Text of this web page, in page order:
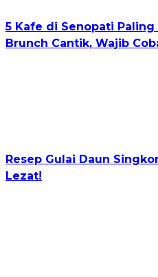
5 Kafe di Senopati
Brunch Cantik, Wajib
Resep Gulai Daun
Lezat!